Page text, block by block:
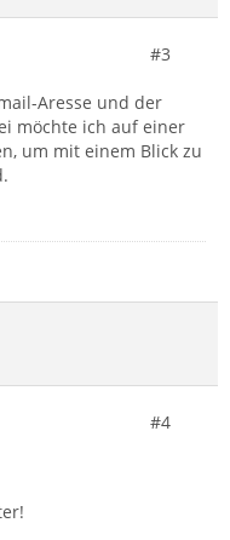
#3
Aresse und der
möchte ich auf einer
um mit einem Blick zu
#4